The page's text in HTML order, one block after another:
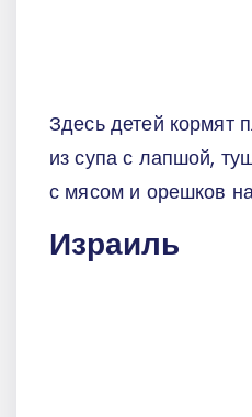
Здесь детей кормят
из супа с лапшой,
с мясом и орешков
Израиль